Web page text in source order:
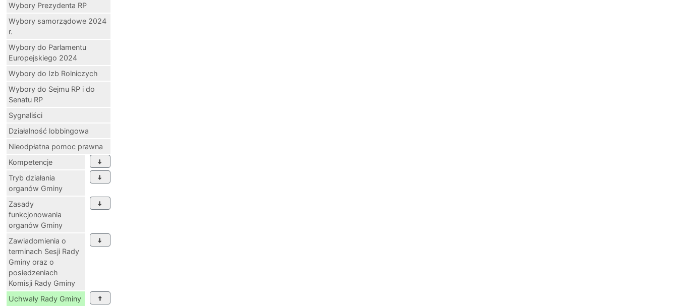
Wybory Prezydenta RP
Wybory samorządowe 2024
r.
Wybory do Parlamentu
Europejskiego 2024
Wybory do Izb Rolniczych
Wybory do Sejmu RP i do
Senatu RP
Sygnaliści
Działalność lobbingowa
Nieodpłatna pomoc prawna
Kompetencje
Tryb działania
organów Gminy
Zasady
funkcjonowania
organów Gminy
Zawiadomienia o
terminach Sesji Rady
Gminy oraz o
posiedzeniach
Komisji Rady Gminy
Uchwały Rady Gminy